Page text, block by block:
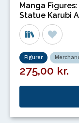
Manga
Statue Karubi
Figurer
275,00 kr.